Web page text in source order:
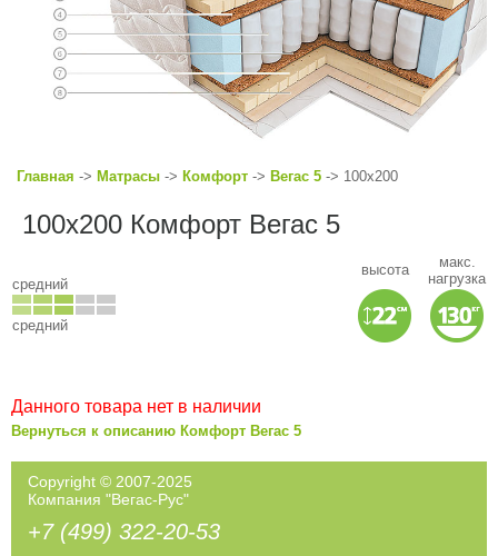
Главная -> Матрасы -> Комфорт -> Вегас 5 -> 100x200
100x200 Комфорт Вегас 5
средний
средний
высота
макс.
нагрузка
Данного товара нет в наличии
Вернуться к описанию Комфорт Вегас 5
Copyright © 2007-2025
Компания "Вегас-Рус"
+7 (499) 322-20-53